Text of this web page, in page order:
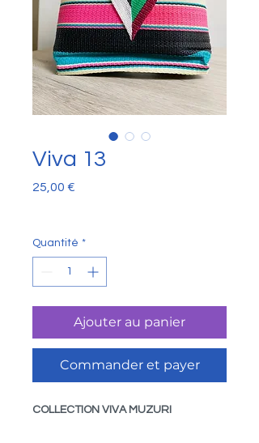
Viva 13
25,00 €
Quantité *
Ajouter au panier
Commander et payer
COLLECTION VIVA MUZURI